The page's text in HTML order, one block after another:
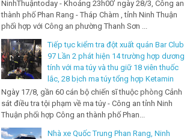
NinhThuậntoday - Khoảng 23h00’ ngày 28/3, Công an
thành phố Phan Rang - Tháp Chàm , tỉnh Ninh Thuận
phối hợp với Công an phường Thanh Sơn ...
Tiếp tục kiểm tra đột xuất quán Bar Club
97 Lần 2 phát hiện 14 trường hợp dương
tính với ma túy và thu giữ 18 viên thuốc
lắc, 28 bịch ma túy tổng hợp Ketamin
Ngày 17/8, gần 60 cán bộ chiến sĩ thuộc phòng Cảnh
sát điều tra tội phạm về ma túy - Công an tỉnh Ninh
Thuận phối hợp Công an thành phố Phan...
Nhà xe Quốc Trung Phan Rang, Ninh